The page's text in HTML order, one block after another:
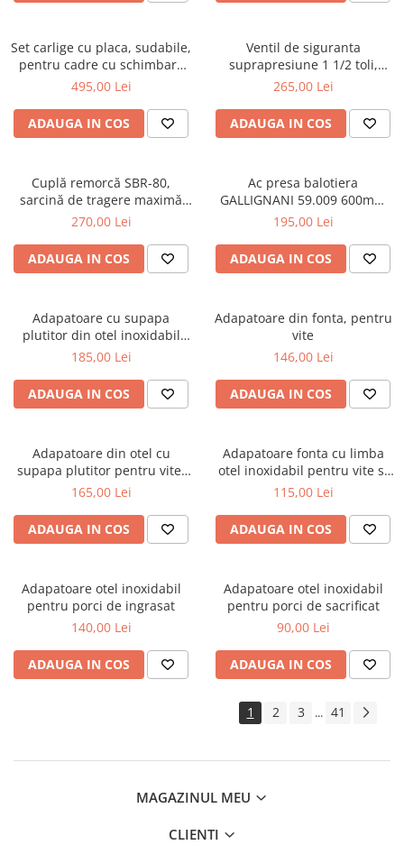
Set carlige cu placa, sudabile,
pentru cadre cu schimbare
rapida Euro-Norm cupa/[...]
495,00 Lei
ADAUGA IN COS
Ventil de siguranta
suprapresiune 1 1/2 toli,
pentru vidanja
265,00 Lei
ADAUGA IN COS
Cuplă remorcă SBR-80,
sarcină de tragere maximă
8000 kg
270,00 Lei
ADAUGA IN COS
Ac presa balotiera
GALLIGNANI 59.009 600mm
fonta
195,00 Lei
ADAUGA IN COS
Adapatoare cu supapa
plutitor din otel inoxidabil
pentru vite, cai, oi si capre
185,00 Lei
ADAUGA IN COS
Adapatoare din fonta, pentru
vite
146,00 Lei
ADAUGA IN COS
Adapatoare din otel cu
supapa plutitor pentru vite,
cai, oi si capre
165,00 Lei
ADAUGA IN COS
Adapatoare fonta cu limba
otel inoxidabil pentru vite si
cai
115,00 Lei
ADAUGA IN COS
Adapatoare otel inoxidabil
pentru porci de ingrasat
140,00 Lei
ADAUGA IN COS
Adapatoare otel inoxidabil
pentru porci de sacrificat
90,00 Lei
ADAUGA IN COS
1 2 3 ... 41
MAGAZINUL MEU
CLIENTI